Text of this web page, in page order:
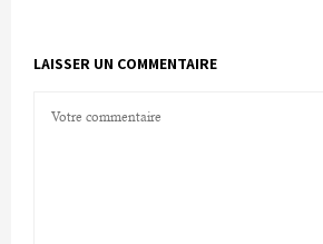
LAISSER UN COMMENTAIRE